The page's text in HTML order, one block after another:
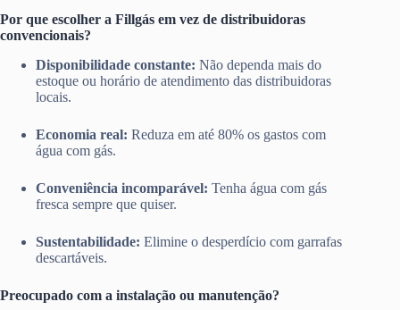
Por que escolher a Fillgás em vez de distribuidoras
convencionais?
Disponibilidade constante: Não dependa mais do
estoque ou horário de atendimento das distribuidoras
locais.
Economia real: Reduza em até 80% os gastos com
água com gás.
Conveniência incomparável: Tenha água com gás
fresca sempre que quiser.
Sustentabilidade: Elimine o desperdício com garrafas
descartáveis.
Preocupado com a instalação ou manutenção?